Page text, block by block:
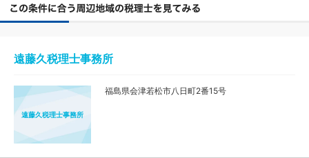
遠藤久税理士事務所
遠藤久税理士事務所
福島県会津若松市八日町2番15号